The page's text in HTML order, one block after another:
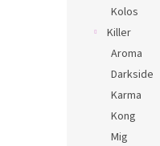
Kolos
Killer
Aroma
Darkside
Karma
Kong
Mig